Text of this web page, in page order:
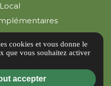
légales
cookies et vous donne le
que vous souhaitez activer
accepter